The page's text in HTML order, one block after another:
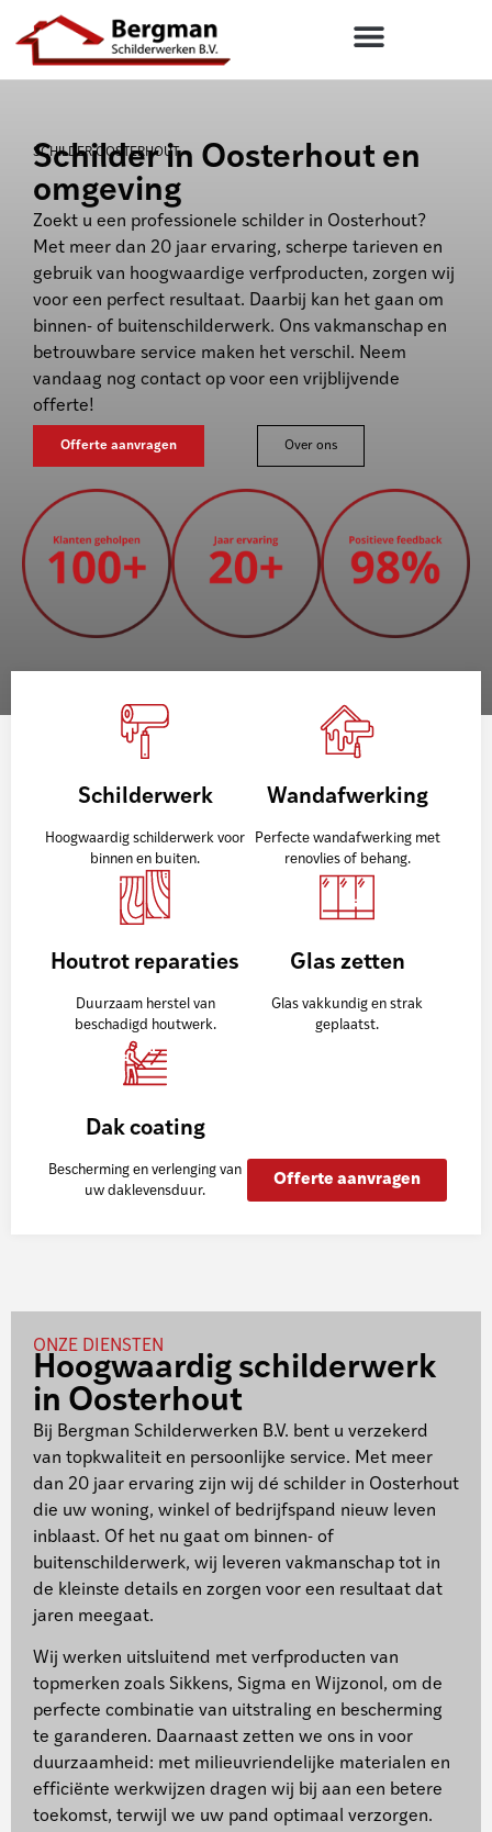
SCHILDER OOSTERHOUT
Schilder in Oosterhout en
omgeving
Zoekt u een professionele schilder in Oosterhout?
Met meer dan 20 jaar ervaring, scherpe tarieven en
gebruik van hoogwaardige verfproducten, zorgen wij
voor een perfect resultaat. Daarbij kan het gaan om
binnen- of buitenschilderwerk. Ons vakmanschap en
betrouwbare service maken het verschil. Neem
vandaag nog contact op voor een vrijblijvende
offerte!
Offerte aanvragen Over ons
Schilderwerk
Hoogwaardig schilderwerk voor
binnen en buiten.
Wandafwerking
Perfecte wandafwerking met
renovlies of behang.
Houtrot reparaties
Duurzaam herstel van
beschadigd houtwerk.
Glas zetten
Glas vakkundig en strak
geplaatst.
Dak coating
Bescherming en verlenging van
uw daklevensduur.
Offerte aanvragen
ONZE DIENSTEN
Hoogwaardig schilderwerk
in Oosterhout
Bij Bergman Schilderwerken B.V. bent u verzekerd
van topkwaliteit en persoonlijke service. Met meer
dan 20 jaar ervaring zijn wij dé schilder in Oosterhout
die uw woning, winkel of bedrijfspand nieuw leven
inblaast. Of het nu gaat om binnen- of
buitenschilderwerk, wij leveren vakmanschap tot in
de kleinste details en zorgen voor een resultaat dat
jaren meegaat.
Wij werken uitsluitend met verfproducten van
topmerken zoals Sikkens, Sigma en Wijzonol, om de
perfecte combinatie van uitstraling en bescherming
te garanderen. Daarnaast zetten we ons in voor
duurzaamheid: met milieuvriendelijke materialen en
efficiënte werkwijzen dragen wij bij aan een betere
toekomst, terwijl we uw pand optimaal verzorgen.